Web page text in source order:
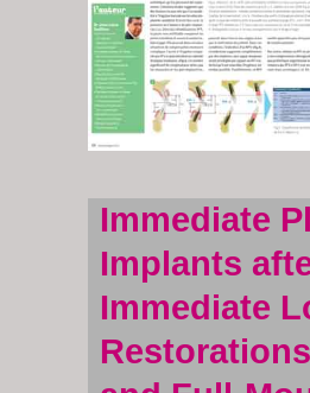
Immediate
Implants
Immediate